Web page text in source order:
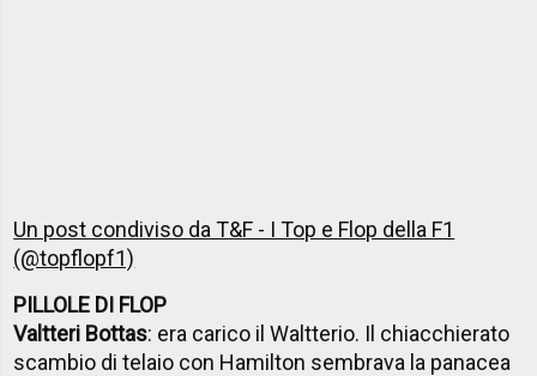
Un post condiviso da T&F - I Top e Flop della F1
(@topflopf1)
PILLOLE DI FLOP
Valtteri Bottas: era carico il Waltterio. Il chiacchierato
scambio di telaio con Hamilton sembrava la panacea